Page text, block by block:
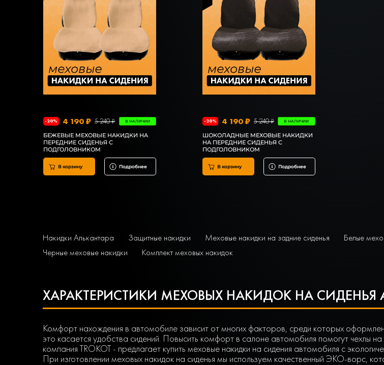
-20% 4 190 ₽ 5 240 ₽ В НАЛИЧИИ
БЕЖЕВЫЕ МЕХОВЫЕ НАКИДКИ НА
ПЕРЕДНИЕ СИДЕНЬЯ С
ПОДГОЛОВНИКОМ
В корзину Подробнее
-20% 4 190 ₽ 5 240 ₽ В НАЛИЧИИ
ШОКОЛАДНЫЕ МЕХОВЫЕ НАКИДКИ
НА ПЕРЕДНИЕ СИДЕНЬЯ С
ПОДГОЛОВНИКОМ
В корзину Подробнее
Накидки Алькантара Защитные накидки Меховые накидки на задние сиденья Белые
Черные меховые накидки
Комплект меховых накидок
ХАРАКТЕРИСТИКИ МЕХОВЫХ НАКИДОК НА СИДЕНЬЯ
Комфорт нахождения в автомобиле зависит от многих факторов, среди которых
это касается удобства сидений. Повысить комфорт в салоне автомобиля помогут чехлы
компания TROKOT - предлагает купить меховые накидки на сидения автомобиля с
При изготовлении меховых накидок на сиденья мы используем качественный ЭКО-ворс,